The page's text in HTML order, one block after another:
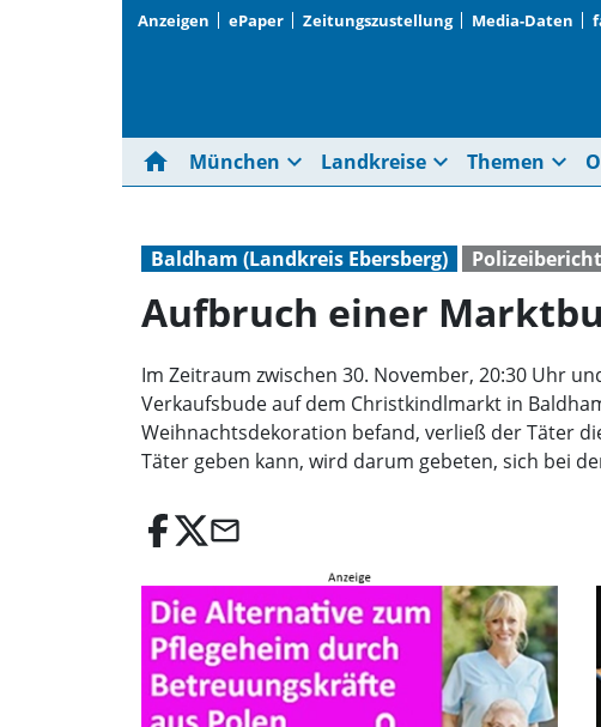
Anzeigen ePaper Zeitungszustellung Media-Daten
home München expand_more Landkreise expand_more Themen expand_more
Baldham (Landkreis Ebersberg)
Aufbruch einer
Im Zeitraum zwischen 30. November, 20:30 Uhr
Verkaufsbude auf dem Christkindlmarkt in
Weihnachtsdekoration befand, verließ der Täter
Täter geben kann, wird darum gebeten, sich bei
email